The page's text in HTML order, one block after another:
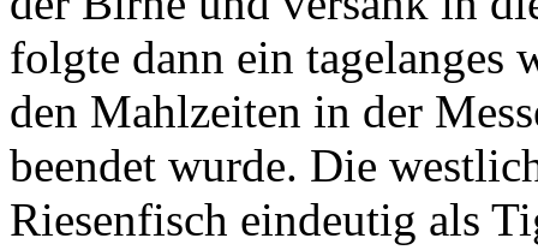
folgte dann ein tagelanges
den Mahlzeiten in der
beendet wurde. Die
Riesenfisch eindeutig als